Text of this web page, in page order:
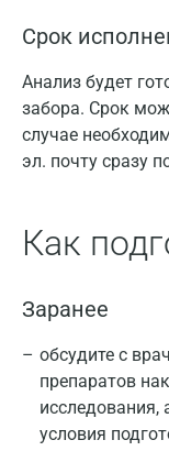
Срок
Анализ будет
забора. Срок
случае
эл. почту сразу
Как
Заранее
обсудите с
препаратов
исследования,
условия